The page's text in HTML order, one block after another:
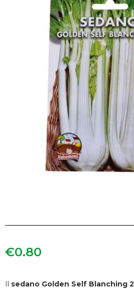
€0.80
Il sedano Golden Self Blanching 2